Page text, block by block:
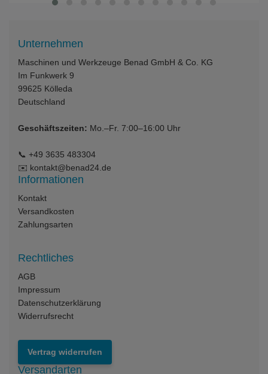
Unternehmen
Maschinen und Werkzeuge Benad GmbH & Co. KG
Im Funkwerk 9
99625 Kölleda
Deutschland
Geschäftszeiten: Mo.–Fr. 7:00–16:00 Uhr
📞 +49 3635 483304
✉️ kontakt@benad24.de
Informationen
Kontakt
Versandkosten
Zahlungsarten
Rechtliches
AGB
Impressum
Datenschutzerklärung
Widerrufsrecht
Vertrag widerrufen
Versandarten